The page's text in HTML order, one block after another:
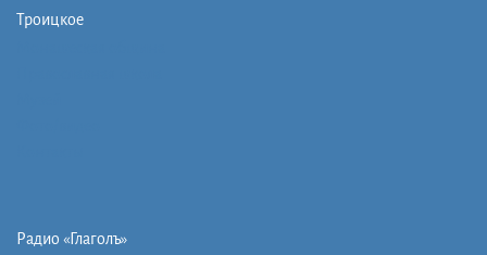
Троицкое
Радио «Глаголъ»